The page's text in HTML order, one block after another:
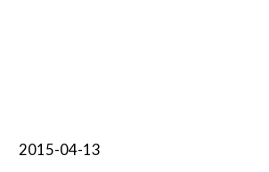
2015-04-13